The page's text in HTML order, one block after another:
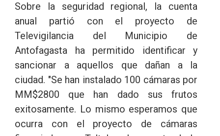
Sobre la seguridad regional, la cuenta
anual partió con el proyecto de
Televigilancia del Municipio de
Antofagasta ha permitido identificar y
sancionar a aquellos que dañan a la
ciudad. "Se han instalado 100 cámaras por
MM$2800 que han dado sus frutos
exitosamente. Lo mismo esperamos que
ocurra con el proyecto de cámaras